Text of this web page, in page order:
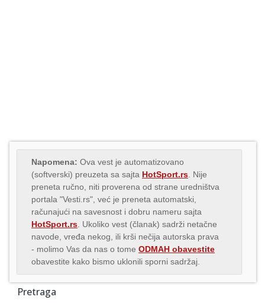
Napomena: Ova vest je automatizovano
(softverski) preuzeta sa sajta HotSport.rs . Nije
preneta ručno, niti proverena od strane uredništva
portala "Vesti.rs", već je preneta automatski,
računajući na savesnost i dobru nameru sajta
HotSport.rs . Ukoliko vest (članak) sadrži netačne
navode, vređa nekog, ili krši nečija autorska prava
- molimo Vas da nas o tome ODMAH obavestite
obavestite kako bismo uklonili sporni sadržaj.
Pretraga